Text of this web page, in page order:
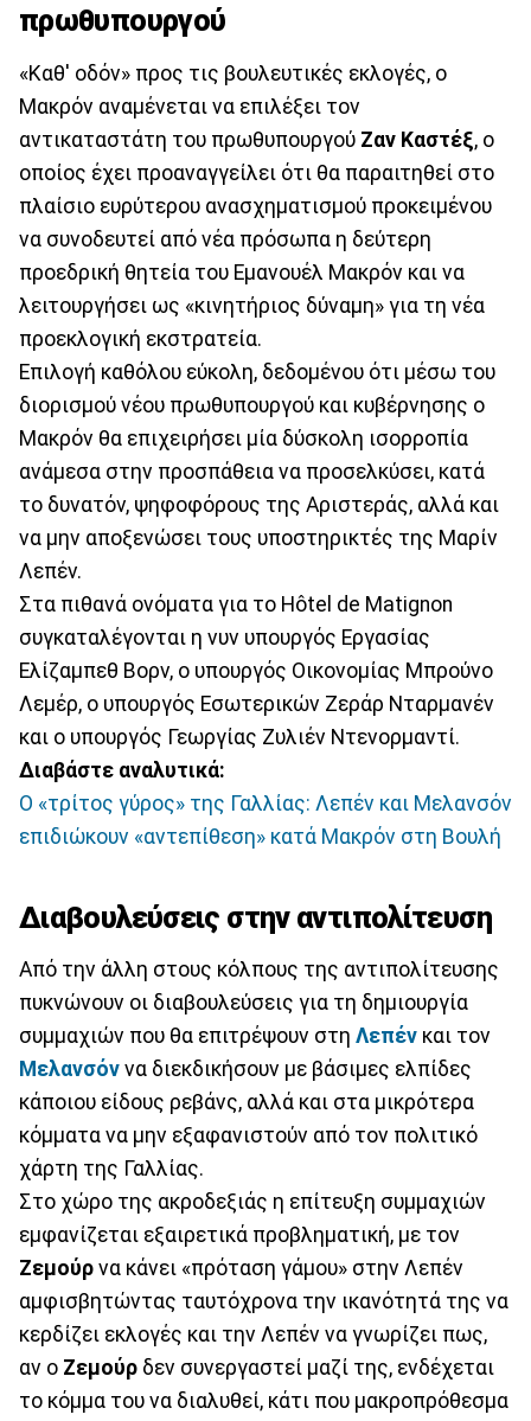
πρωθυπουργού
«Καθ' οδόν» προς τις βουλευτικές εκλογές, ο
Μακρόν αναμένεται να επιλέξει τον
αντικαταστάτη του πρωθυπουργού Ζαν Καστέξ, ο
οποίος έχει προαναγγείλει ότι θα παραιτηθεί στο
πλαίσιο ευρύτερου ανασχηματισμού προκειμένου
να συνοδευτεί από νέα πρόσωπα η δεύτερη
προεδρική θητεία του Εμανουέλ Μακρόν και να
λειτουργήσει ως «κινητήριος δύναμη» για τη νέα
προεκλογική εκστρατεία.
Επιλογή καθόλου εύκολη, δεδομένου ότι μέσω του
διορισμού νέου πρωθυπουργού και κυβέρνησης ο
Μακρόν θα επιχειρήσει μία δύσκολη ισορροπία
ανάμεσα στην προσπάθεια να προσελκύσει, κατά
το δυνατόν, ψηφοφόρους της Αριστεράς, αλλά και
να μην αποξενώσει τους υποστηρικτές της Μαρίν
Λεπέν.
Στα πιθανά ονόματα για το Hôtel de Matignon
συγκαταλέγονται η νυν υπουργός Εργασίας
Ελίζαμπεθ Βορν, ο υπουργός Οικονομίας Μπρούνο
Λεμέρ, ο υπουργός Εσωτερικών Ζεράρ Νταρμανέν
και ο υπουργός Γεωργίας Ζυλιέν Ντενορμαντί.
Διαβάστε αναλυτικά:
Ο «τρίτος γύρος» της Γαλλίας: Λεπέν και Μελανσόν
επιδιώκουν «αντεπίθεση» κατά Μακρόν στη Βουλή
Διαβουλεύσεις στην αντιπολίτευση
Από την άλλη στους κόλπους της αντιπολίτευσης
πυκνώνουν οι διαβουλεύσεις για τη δημιουργία
συμμαχιών που θα επιτρέψουν στη Λεπέν και τον
Μελανσόν να διεκδικήσουν με βάσιμες ελπίδες
κάποιου είδους ρεβάνς, αλλά και στα μικρότερα
κόμματα να μην εξαφανιστούν από τον πολιτικό
χάρτη της Γαλλίας.
Στο χώρο της ακροδεξιάς η επίτευξη συμμαχιών
εμφανίζεται εξαιρετικά προβληματική, με τον
Ζεμούρ να κάνει «πρόταση γάμου» στην Λεπέν
αμφισβητώντας ταυτόχρονα την ικανότητά της να
κερδίζει εκλογές και την Λεπέν να γνωρίζει πως,
αν ο Ζεμούρ δεν συνεργαστεί μαζί της, ενδέχεται
το κόμμα του να διαλυθεί, κάτι που μακροπρόθεσμα